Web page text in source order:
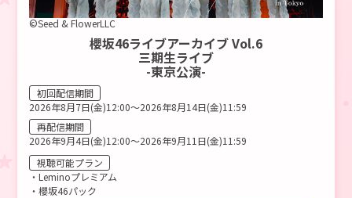
©Seed & FlowerLLC
櫻坂46ライブアーカイブ Vol.6
三期生ライブ
-東京公演-
初回配信期間
2026年8月7日(金)12:00～2026年8月14日(金)11:59
再配信期間
2026年9月4日(金)12:00～2026年9月11日(金)11:59
視聴可能プラン
・Leminoプレミアム
・櫻坂46パック